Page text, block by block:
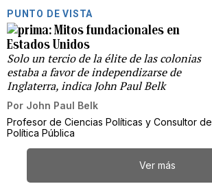
PUNTO DE VISTA
Mitos fundacionales en
Estados Unidos
Solo un tercio de la élite de las colonias
estaba a favor de independizarse de
Inglaterra, indica John Paul Belk
Por John Paul Belk
Profesor de Ciencias Políticas y Consultor de
Política Pública
Ver más